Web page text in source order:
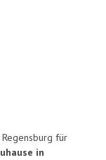
für
in